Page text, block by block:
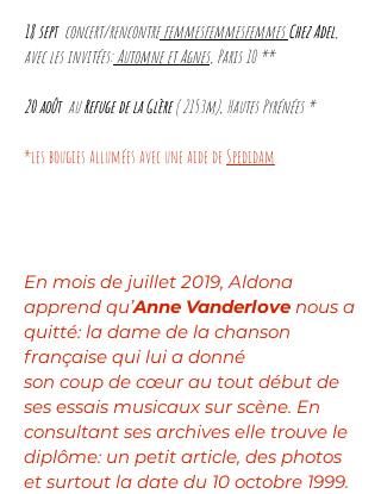
18 septconcert/rencontrefemmesfemmesfemmesChez Adel,
avec les invitées:Automne et Agnes, Paris 10 **
20 août auRefuge de la Glère( 2153m), Hautes Pyrénées *
*les bougies allumées avec une aide de Spedidam
En mois de juillet 2019, Aldona
apprend qu’Anne Vanderlove nous a
quitté: la dame de la chanson
française qui lui a donné
son coup de cœur au tout début de
ses essais musicaux sur scène. En
consultant ses archives elle trouve le
diplôme: un petit article, des photos
et surtout la date du 10 octobre 1999.